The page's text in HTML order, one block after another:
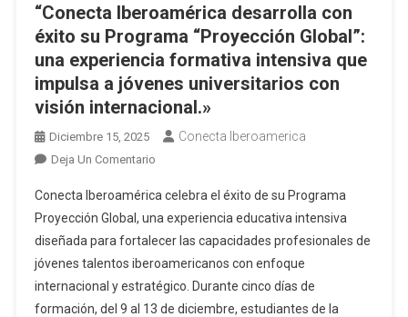
“Conecta Iberoamérica desarrolla con
éxito su Programa “Proyección Global”:
una experiencia formativa intensiva que
impulsa a jóvenes universitarios con
visión internacional.»
Diciembre 15, 2025 Conecta Iberoamerica
Deja Un Comentario
Conecta Iberoamérica celebra el éxito de su Programa
Proyección Global, una experiencia educativa intensiva
diseñada para fortalecer las capacidades profesionales de
jóvenes talentos iberoamericanos con enfoque
internacional y estratégico. Durante cinco días de
formación, del 9 al 13 de diciembre, estudiantes de la